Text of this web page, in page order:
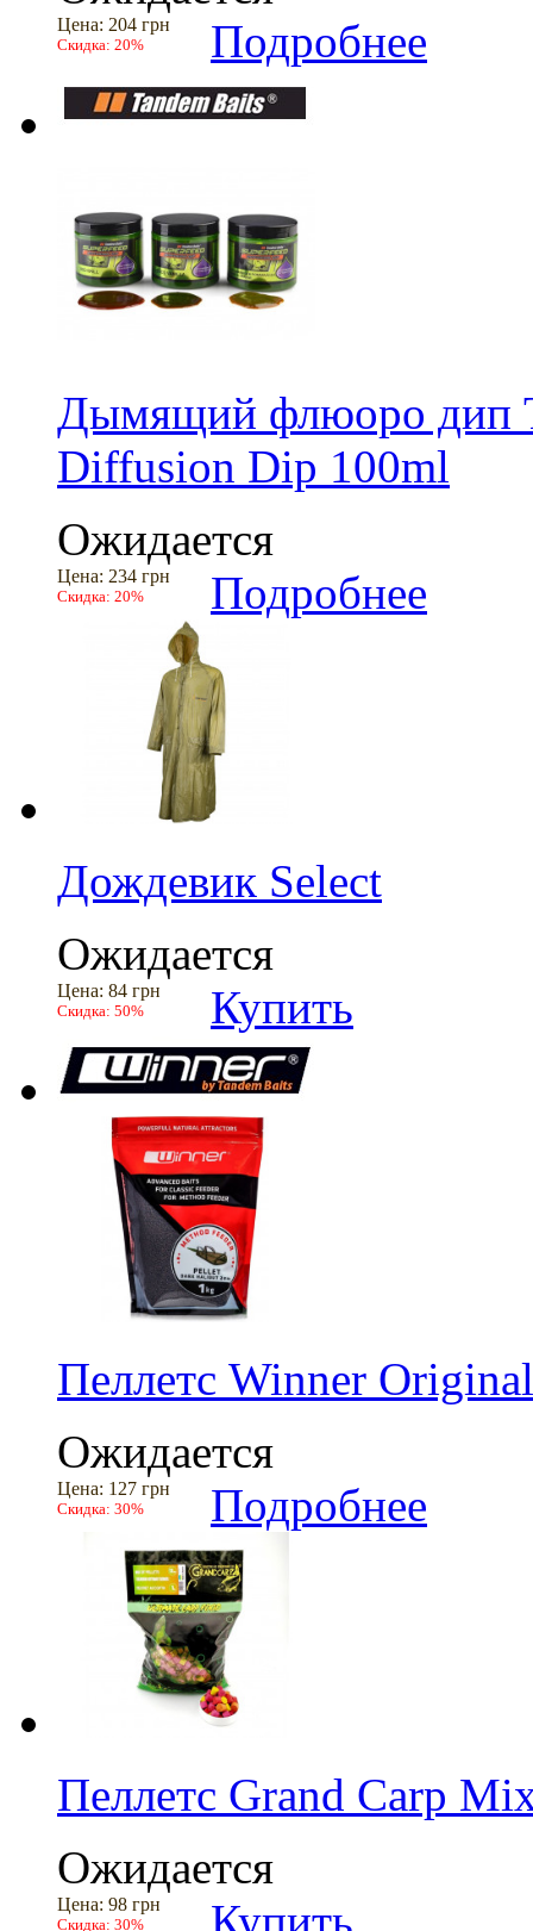
Цена: 204 грн
Скидка: 20% Подробнее
Дымящий флюоро дип
Diffusion Dip 100ml
Ожидается
Цена: 234 грн
Скидка: 20% Подробнее
Дождевик Select
Ожидается
Цена: 84 грн
Скидка: 50% Купить
Пеллетс Winner
Ожидается
Цена: 127 грн
Скидка: 30% Подробнее
Пеллетс Grand Carp
Ожидается
Цена: 98 грн
Скидка: 30% Купить